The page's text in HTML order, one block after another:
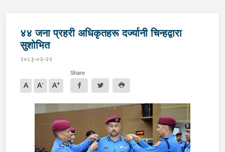
४४ जना प्रहरी अधिकृतहरू दर्ज्यानी चिन्हद्वारा
सुशोभित
२०८३-०२-२२
A A- A+
Share